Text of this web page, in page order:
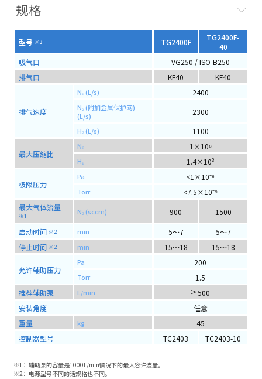
规格
型号 ※3 TG2400F
TG2400F-
40
吸气口
VG250 / ISO-B250
排气口
KF40 KF40
排气速度
N₂ (L/s) 2400
N₂ (附加金属保护网)
(L/s)
2300
H₂ (L/s) 1100
最大压缩比
N₂ 1×10⁸
H₂ 1.4×10³
极限压力
Pa <1×10⁻⁶
Torr
<7.5×10⁻⁹
最大气体流量
※1
N₂ (sccm) 900
1500
启动时间 ※2 min 5～7
5～7
停止时间 ※2 min 15～18 15～18
允许辅助压力
Pa 200
Torr
1.5
推荐辅助泵
L/min
≧500
安装角度
任意
重量
kg
45
控制器型号
TC2403 TC2403-10
※1：辅助泵的容量是1000L/min情况下的最大容许流量。
※2：电源型号不同的话规格也不同。